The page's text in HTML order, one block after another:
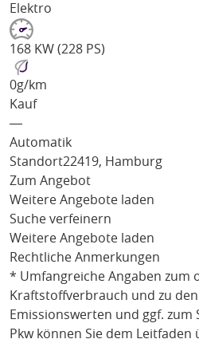
Elektro
168 KW (228 PS)
0g/km
Kauf
―
Automatik
Standort22419, Hamburg
Zum Angebot
Weitere Angebote laden
Suche verfeinern
Weitere Angebote laden
Rechtliche Anmerkungen
* Umfangreiche Angaben zum
Kraftstoffverbrauch und zu
Emissionswerten und ggf.
Pkw können Sie dem